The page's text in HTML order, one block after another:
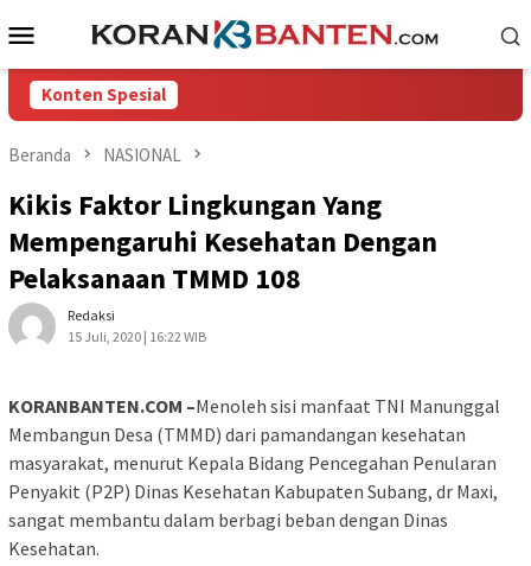
ke
Menu
Mobile
Konten Spesial
Beranda NASIONAL
Kikis Faktor Lingkungan Yang
Mempengaruhi Kesehatan Dengan
Pelaksanaan TMMD 108
Redaksi
15 Juli, 2020 | 16:22 WIB
KORANBANTEN.COM –Menoleh sisi manfaat TNI Manunggal
Membangun Desa (TMMD) dari pamandangan kesehatan
masyarakat, menurut Kepala Bidang Pencegahan Penularan
Penyakit (P2P) Dinas Kesehatan Kabupaten Subang, dr Maxi,
sangat membantu dalam berbagi beban dengan Dinas
Kesehatan.